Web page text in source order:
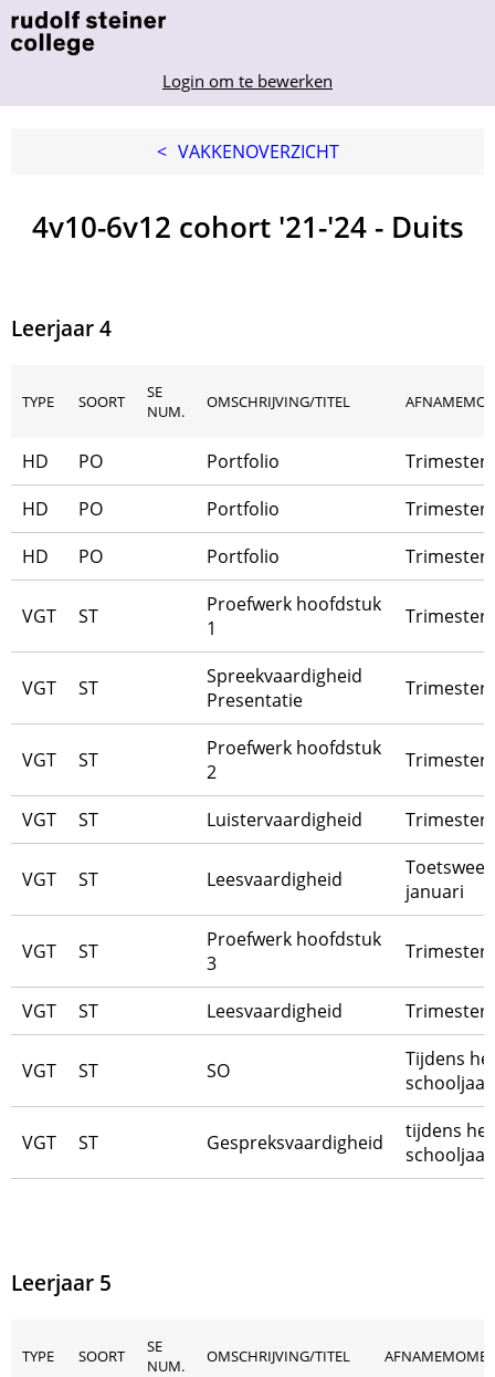
Login om te bewerken
< VAKKENOVERZICHT
4v10-6v12 cohort '21-'24 - Duits
Leerjaar 4
TYPE SOORT
SE
NUM.
OMSCHRIJVING/TITEL
HD PO Portfolio
Trimester
HD
PO Portfolio
Trimester
HD
PO Portfolio Trimester
VGT ST
Proefwerk hoofdstuk
1
Trimester
VGT ST
Spreekvaardigheid
Presentatie
Trimester
VGT ST
Proefwerk hoofdstuk
2
Trimester
VGT ST Luistervaardigheid Trimester
VGT ST Leesvaardigheid
Toetsweek
januari
VGT ST
Proefwerk hoofdstuk
3
Trimester
VGT ST Leesvaardigheid Trimester
VGT ST SO
Tijdens
schooljaar
VGT ST Gespreksvaardigheid
tijdens het
schooljaar
Leerjaar 5
TYPE SOORT
SE
NUM.
OMSCHRIJVING/TITEL